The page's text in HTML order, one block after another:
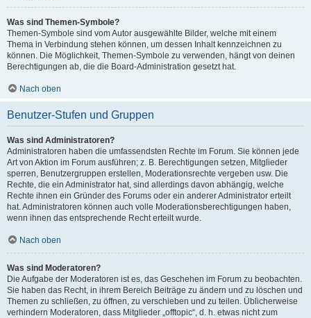
Was sind Themen-Symbole?
Themen-Symbole sind vom Autor ausgewählte Bilder, welche mit einem
Thema in Verbindung stehen können, um dessen Inhalt kennzeichnen zu
können. Die Möglichkeit, Themen-Symbole zu verwenden, hängt von deinen
Berechtigungen ab, die die Board-Administration gesetzt hat.
Nach oben
Benutzer-Stufen und Gruppen
Was sind Administratoren?
Administratoren haben die umfassendsten Rechte im Forum. Sie können jede
Art von Aktion im Forum ausführen; z. B. Berechtigungen setzen, Mitglieder
sperren, Benutzergruppen erstellen, Moderationsrechte vergeben usw. Die
Rechte, die ein Administrator hat, sind allerdings davon abhängig, welche
Rechte ihnen ein Gründer des Forums oder ein anderer Administrator erteilt
hat. Administratoren können auch volle Moderationsberechtigungen haben,
wenn ihnen das entsprechende Recht erteilt wurde.
Nach oben
Was sind Moderatoren?
Die Aufgabe der Moderatoren ist es, das Geschehen im Forum zu beobachten.
Sie haben das Recht, in ihrem Bereich Beiträge zu ändern und zu löschen und
Themen zu schließen, zu öffnen, zu verschieben und zu teilen. Üblicherweise
verhindern Moderatoren, dass Mitglieder „offtopic“, d. h. etwas nicht zum